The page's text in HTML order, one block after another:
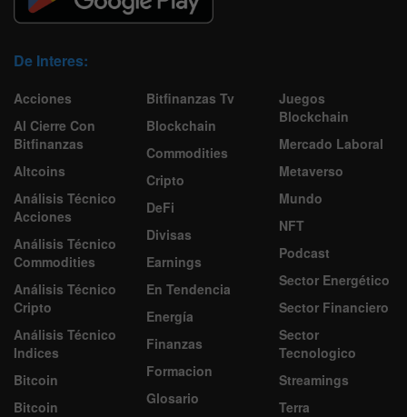
De Interes:
Acciones
Al Cierre Con
Bitfinanzas
Altcoins
Análisis Técnico
Acciones
Análisis Técnico
Commodities
Análisis Técnico
Cripto
Análisis Técnico
Indices
Bitcoin
Bitcoin
Bitfinanzas Tv
Blockchain
Commodities
Cripto
DeFi
Divisas
Earnings
En Tendencia
Energía
Finanzas
Formacion
Glosario
Juegos
Blockchain
Mercado Laboral
Metaverso
Mundo
NFT
Podcast
Sector Energético
Sector Financiero
Sector
Tecnologico
Streamings
Terra